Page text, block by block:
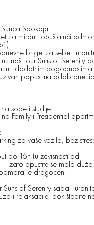
Spokoja
za miran i opuštajući odmor
brige iza sebe i
naš Four Suns of Serenity
i dodatnim
popust na odabrane
sobe i studije
Family i Presidential
za vaše vozilo, bez
do 16h (u zavisnosti od
– zato opustite se malo
je dragocen.
Suns of Serenity sada i
i relaksacije, dok štedite